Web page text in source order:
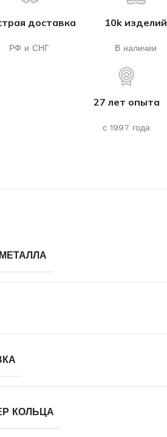
доставка
РФ и СНГ
10k изделий
В наличии
27 лет опыта
с 1997 года
КОЛЬЦА